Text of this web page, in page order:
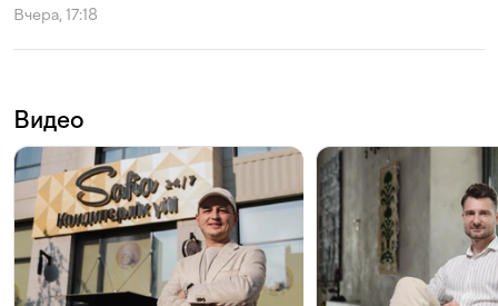
Вчера, 17:18
Видео